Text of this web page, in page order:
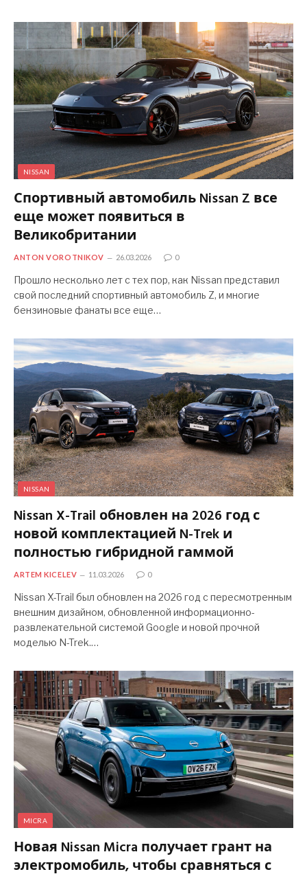
NISSAN
Спортивный автомобиль Nissan Z все
еще может появиться в
Великобритании
ANTON VOROTNIKOV 26.03.2026 0
Прошло несколько лет с тех пор, как Nissan представил
свой последний спортивный автомобиль Z, и многие
бензиновые фанаты все еще…
NISSAN
Nissan X-Trail обновлен на 2026 год с
новой комплектацией N-Trek и
полностью гибридной гаммой
ARTEM KICELEV 11.03.2026 0
Nissan X-Trail был обновлен на 2026 год с пересмотренным
внешним дизайном, обновленной информационно-
развлекательной системой Google и новой прочной
моделью N-Trek.…
MICRA
Новая Nissan Micra получает грант на
электромобиль, чтобы сравняться с